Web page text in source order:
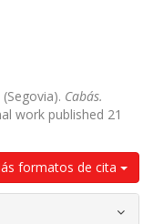
Cabás.
work published 21
formatos de cita